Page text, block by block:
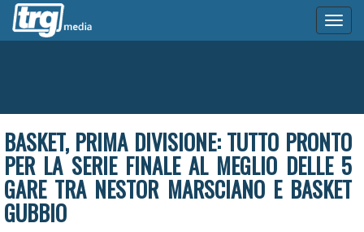
BASKET, PRIMA DIVISIONE: TUTTO PRONTO
PER LA SERIE FINALE AL MEGLIO DELLE 5
GARE TRA NESTOR MARSCIANO E BASKET
GUBBIO